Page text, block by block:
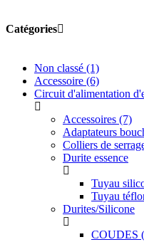
Catégories
Non classé (1)
Accessoire (6)
Circuit d'alimentation
Accessoires (7)
Adaptateurs
Colliers de
Durite essence
Tuyau
Tuyau
Durites/Silicone
COUDES